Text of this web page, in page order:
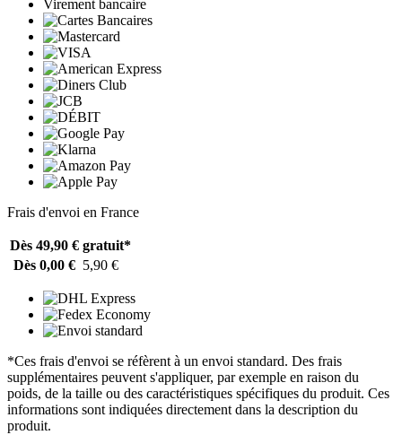
Virement bancaire
Frais d'envoi en France
Dès 49,90 € gratuit*
Dès 0,00 € 5,90 €
*Ces frais d'envoi se réfèrent à un envoi standard. Des frais
supplémentaires peuvent s'appliquer, par exemple en raison du
poids, de la taille ou des caractéristiques spécifiques du produit. Ces
informations sont indiquées directement dans la description du
produit.